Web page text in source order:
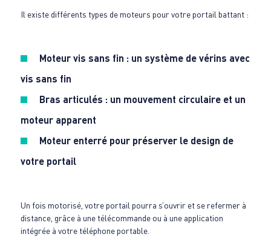
Il existe différents types de moteurs pour votre portail battant :
Moteur vis sans fin : un système de vérins avec
vis sans fin
Bras articulés : un mouvement circulaire et un
moteur apparent
Moteur enterré pour préserver le design de
votre portail
Un fois motorisé, votre portail pourra s’ouvrir et se refermer à
distance, grâce à une télécommande ou à une application
intégrée à votre téléphone portable.